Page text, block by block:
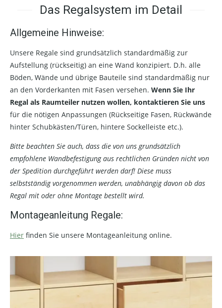
Das Regalsystem im Detail
Allgemeine Hinweise:
Unsere Regale sind grundsätzlich standardmäßig zur
Aufstellung (rückseitig) an eine Wand konzipiert. D.h. alle
Böden, Wände und übrige Bauteile sind standardmäßig nur
an den Vorderkanten mit Fasen versehen. Wenn Sie Ihr
Regal als Raumteiler nutzen wollen, kontaktieren Sie uns
für die nötigen Anpassungen (Rückseitige Fasen, Rückwände
hinter Schubkästen/Türen, hintere Sockelleiste etc.).
Bitte beachten Sie auch, dass die von uns grundsätzlich
empfohlene Wandbefestigung aus rechtlichen Gründen nicht von
der Spedition durchgeführt werden darf! Diese muss
selbstständig vorgenommen werden, unabhängig davon ob das
Regal mit oder ohne Montage bestellt wird.
Montageanleitung Regale:
Hier finden Sie unsere Montageanleitung online.